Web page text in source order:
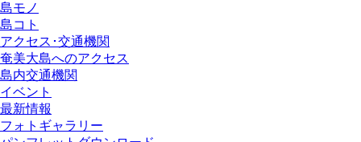
島モノ
島コト
アクセス･交通機関
奄美大島へのアクセス
島内交通機関
イベント
最新情報
フォトギャラリー